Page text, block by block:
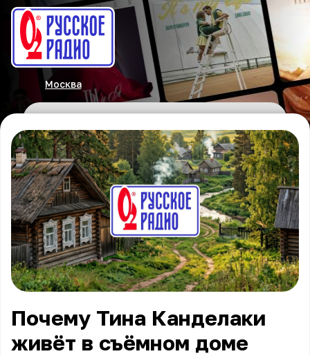
Москва
Почему Тина Канделаки
живёт в съёмном доме